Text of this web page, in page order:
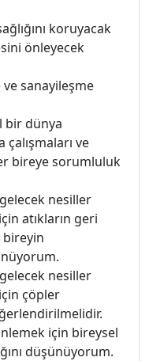
koruyacak
önleyecek
sanayileşme
bir dünya
ve
bireye sorumluluk
nesiller
atıkların geri
nesiller
çöpler
için bireysel
düşünüyorum.